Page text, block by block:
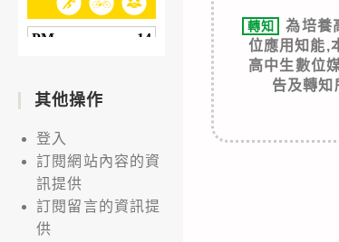
轉知
為培養
位應用知能,
高中生數位
告及轉知
其他操作
登入
訂閱網站內容的資
訊提供
訂閱留言的資訊提
供